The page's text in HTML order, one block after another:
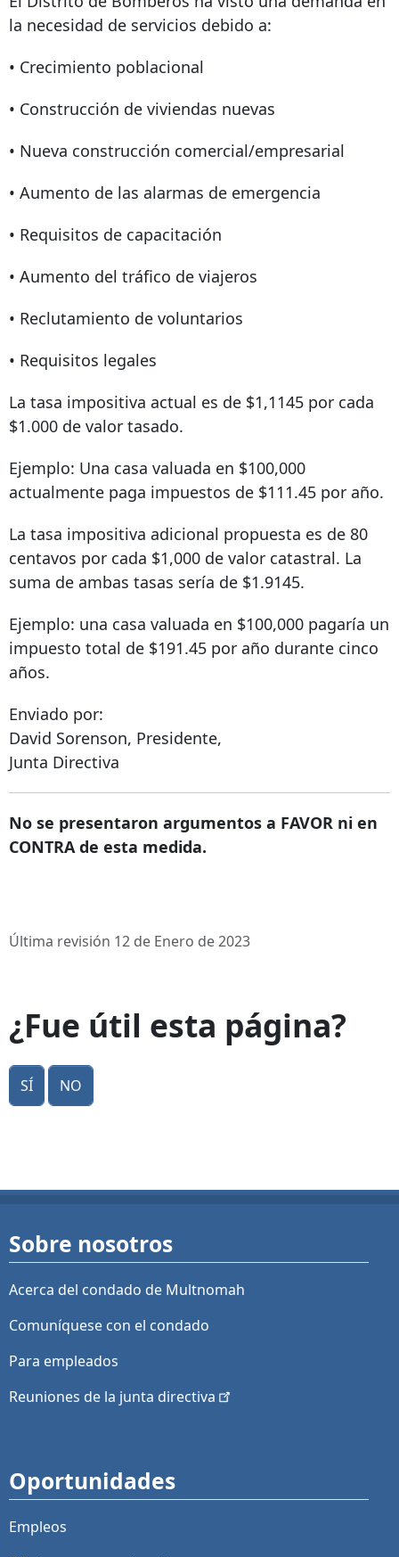
la necesidad de servicios debido a:
• Crecimiento poblacional
• Construcción de viviendas nuevas
• Nueva construcción comercial/empresarial
• Aumento de las alarmas de emergencia
• Requisitos de capacitación
• Aumento del tráfico de viajeros
• Reclutamiento de voluntarios
• Requisitos legales
La tasa impositiva actual es de $1,1145 por cada
$1.000 de valor tasado.
Ejemplo: Una casa valuada en $100,000
actualmente paga impuestos de $111.45 por año.
La tasa impositiva adicional propuesta es de 80
centavos por cada $1,000 de valor catastral. La
suma de ambas tasas sería de $1.9145.
Ejemplo: una casa valuada en $100,000 pagaría un
impuesto total de $191.45 por año durante cinco
años.
Enviado por:
David Sorenson, Presidente,
Junta Directiva
No se presentaron argumentos a FAVOR ni en
CONTRA de esta medida.
Última revisión 12 de Enero de 2023
¿Fue útil esta página?
Sí No
Sobre nosotros
Acerca del condado de Multnomah
Comuníquese con el condado
Para empleados
Reuniones de la junta directiva
Oportunidades
Empleos